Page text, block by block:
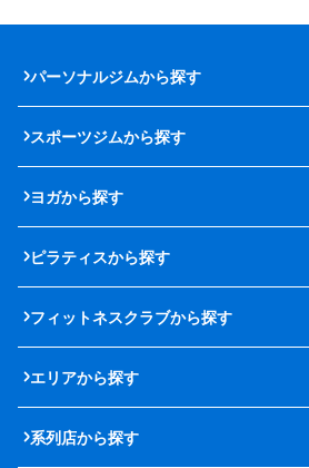
パーソナルジムから探す
スポーツジムから探す
ヨガから探す
ピラティスから探す
フィットネスクラブから探す
エリアから探す
系列店から探す